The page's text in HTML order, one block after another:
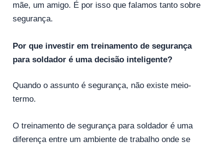
mãe, um amigo. É por isso que falamos tanto sobre
segurança.
Por que investir em treinamento de segurança
para soldador é uma decisão inteligente?
Quando o assunto é segurança, não existe meio-
termo.
O treinamento de segurança para soldador é uma
diferença entre um ambiente de trabalho onde se